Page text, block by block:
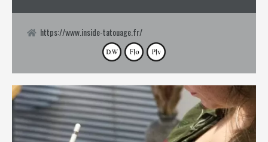
https://www.inside-tatouage.fr/